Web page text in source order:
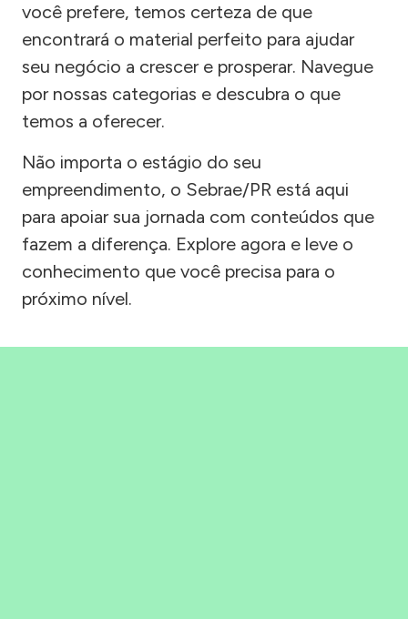
você prefere, temos certeza de que
encontrará o material perfeito para ajudar
seu negócio a crescer e prosperar. Navegue
por nossas categorias e descubra o que
temos a oferecer.
Não importa o estágio do seu
empreendimento, o Sebrae/PR está aqui
para apoiar sua jornada com conteúdos que
fazem a diferença. Explore agora e leve o
conhecimento que você precisa para o
próximo nível.